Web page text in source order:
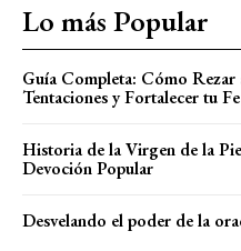
Lo más Popular
Guía Completa: Cómo
Tentaciones y Fortalecer tu Fe
Historia de la Virgen de la
Devoción Popular
Desvelando el poder de la